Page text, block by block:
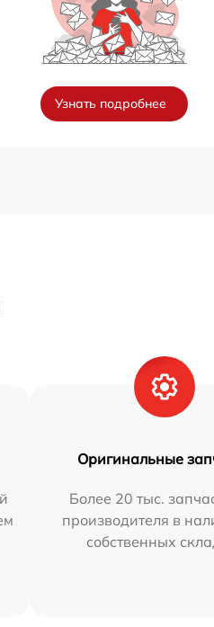
Узнать подробнее
Оригинальные
Более 20 тыс.
производителя в
собственных